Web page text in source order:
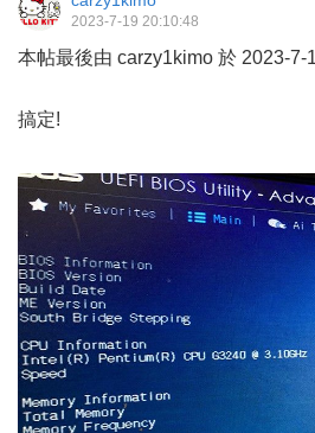
2023-7-19 20:10:48
本帖最後由 carzy1kimo 於 2023-7-
搞定!